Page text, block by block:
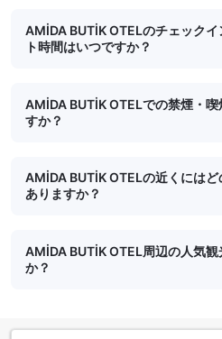
AMİDA BUTİK OTELのチェック
ト時間はいつですか？
AMİDA BUTİK OTELでの禁煙・
すか？
AMİDA BUTİK OTELの近くには
ありますか？
AMİDA BUTİK OTEL周辺の人気
か？